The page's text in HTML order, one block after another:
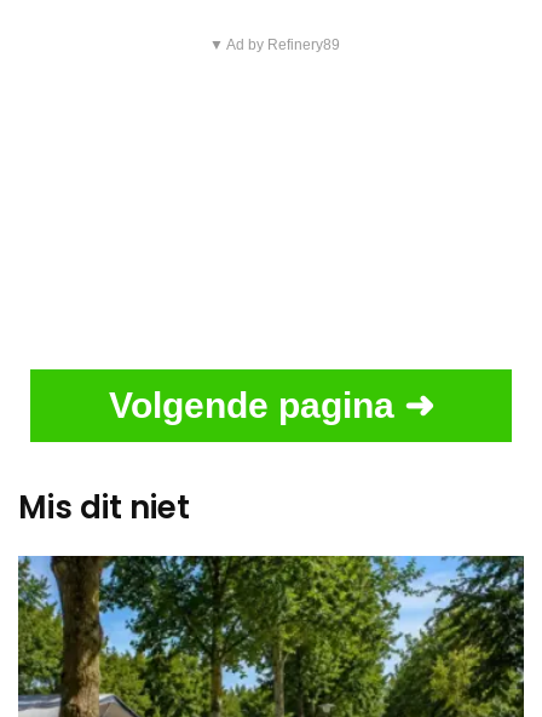
▼ Ad by Refinery89
Volgende pagina ➜
Mis dit niet